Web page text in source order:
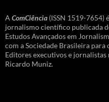
A ComCiência (ISSN 1519-7654)
jornalismo científico publicada
Estudos Avançados em
com a Sociedade Brasileira para
Editores executivos e jornalistas
Ricardo Muniz.